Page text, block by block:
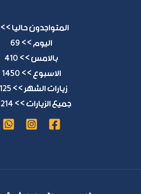
المتواجدون حاليا >> 4
اليوم >> 69
بالامس >> 410
الاسبوع >> 1450
زيارات الشهر >> 3125
جميع الزيارات >> 77214